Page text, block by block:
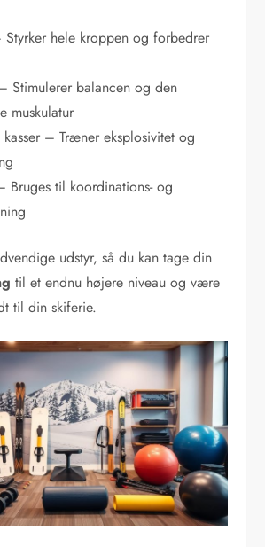
Styrker hele kroppen og forbedrer
Stimulerer balancen og den
muskulatur
kasser – Træner eksplosivitet og
Bruges til koordinations- og
udstyr, så du kan tage din
til et endnu højere niveau og være
til din skiferie.